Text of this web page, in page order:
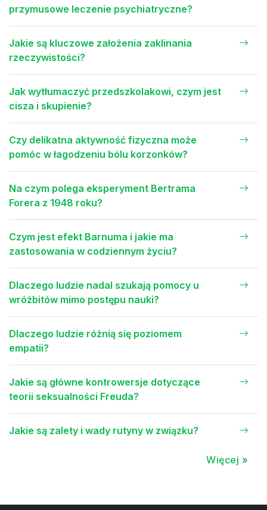
przymusowe leczenie psychiatryczne?
Jakie są kluczowe założenia zaklinania
rzeczywistości?
Jak wytłumaczyć przedszkolakowi, czym jest
cisza i skupienie?
Czy delikatna aktywność fizyczna może
pomóc w łagodzeniu bólu korzonków?
Na czym polega eksperyment Bertrama
Forera z 1948 roku?
Czym jest efekt Barnuma i jakie ma
zastosowania w codziennym życiu?
Dlaczego ludzie nadal szukają pomocy u
wróżbitów mimo postępu nauki?
Dlaczego ludzie różnią się poziomem
empatii?
Jakie są główne kontrowersje dotyczące
teorii seksualności Freuda?
Jakie są zalety i wady rutyny w związku?
Więcej »